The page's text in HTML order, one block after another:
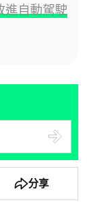
自動駕駛
分享